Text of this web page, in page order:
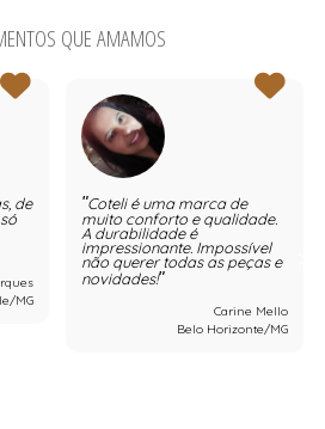
QUE AMAMOS
de
MG
Coteli é uma marca de
muito conforto e qualidade.
A durabilidade é
impressionante. Impossível
não querer todas as peças e
novidades!
Carine Mello
Belo Horizonte/MG